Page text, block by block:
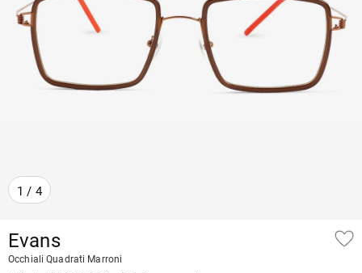
1 / 4
Evans
Occhiali Quadrati Marroni